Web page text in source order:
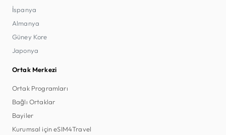
İspanya
Almanya
Güney Kore
Japonya
Ortak Merkezi
Ortak Programları
Bağlı Ortaklar
Bayiler
Kurumsal için eSIM4Travel